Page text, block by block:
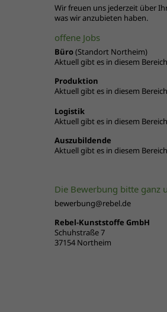
Wir freuen uns jederzeit über
was wir anzubieten haben.
offene Jobs
Büro(Standort Northeim)
Aktuell gibt es in diesem
Produktion
Aktuell gibt es in diesem
Logistik
Aktuell gibt es in diesem
Auszubildende
Aktuell gibt es in diesem
Die Bewerbung bitte ganz
bewerbung@rebel.de
Rebel-KunststoffeGmbH
Schuhstraße 7
37154 Northeim